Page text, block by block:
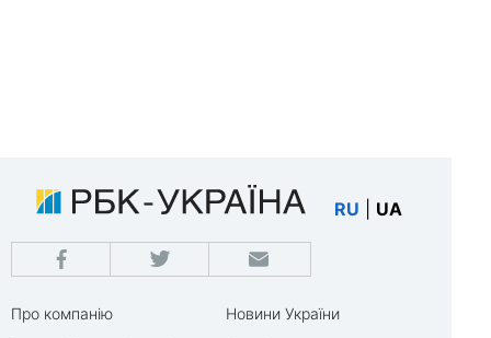
RU UA
Про компанію
Новини України